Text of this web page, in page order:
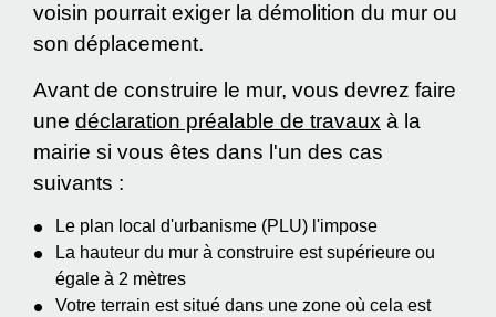
voisin pourrait exiger la démolition du mur ou
son déplacement.
Avant de construire le mur, vous devrez faire
une déclaration préalable de travaux à la
mairie si vous êtes dans l'un des cas
suivants :
Le plan local d'urbanisme (PLU) l'impose
La hauteur du mur à construire est supérieure ou
égale à 2 mètres
Votre terrain est situé dans une zone où cela est